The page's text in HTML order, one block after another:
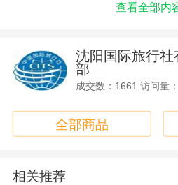
支付宝账号微信账号：
其它银行账号： 请电话联系我们
查看全部内
沈阳国际旅行
部
成交数：1661 访问量
全部商品
相关推荐